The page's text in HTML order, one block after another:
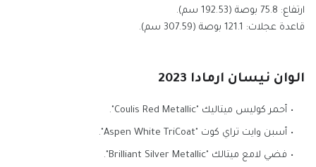
ارتفاع: 75.8 بوصة (192.53 سم).
قاعدة عجلات: 121.1 بوصة (307.59 سم).
الوان نيسان ارمادا 2023
أحمر كوليس ميتاليك "Coulis Red Metallic".
أسبن وايت تراي كوت "Aspen White TriCoat".
فضي لامع ميتالك "Brilliant Silver Metallic".